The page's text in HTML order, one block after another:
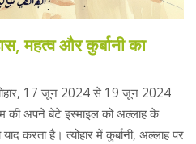
महत्व और कुर्बानी का
17 जून 2024 से 19 जून 2024
की अपने बेटे इस्माइल को अल्लाह के
करता है। त्योहार में कुर्बानी, अल्लाह पर